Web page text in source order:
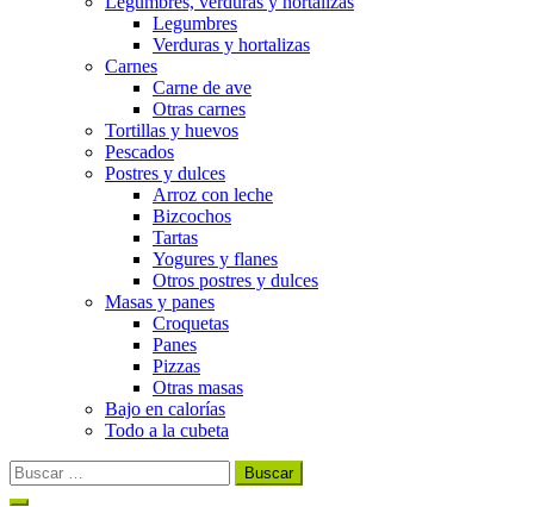
Legumbres
Verduras y hortalizas
Carnes
Carne de ave
Otras carnes
Tortillas y huevos
Pescados
Postres y dulces
Arroz con leche
Bizcochos
Tartas
Yogures y flanes
Otros postres y dulces
Masas y panes
Croquetas
Panes
Pizzas
Otras masas
Bajo en calorías
Todo a la cubeta
Buscar:
Ir